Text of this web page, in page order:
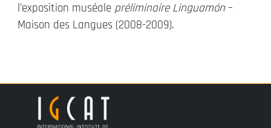
l’exposition muséale préliminaire Linguamón –
Maison des Langues (2008-2009).